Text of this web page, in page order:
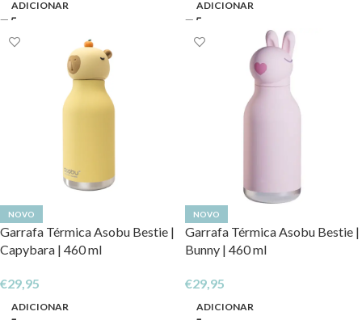
ADICIONAR ADICIONAR
NOVO
Garrafa Térmica Asobu Bestie |
Capybara | 460 ml
€29,95
ADICIONAR
NOVO
Garrafa Térmica Asobu Bestie |
Bunny | 460 ml
€29,95
ADICIONAR